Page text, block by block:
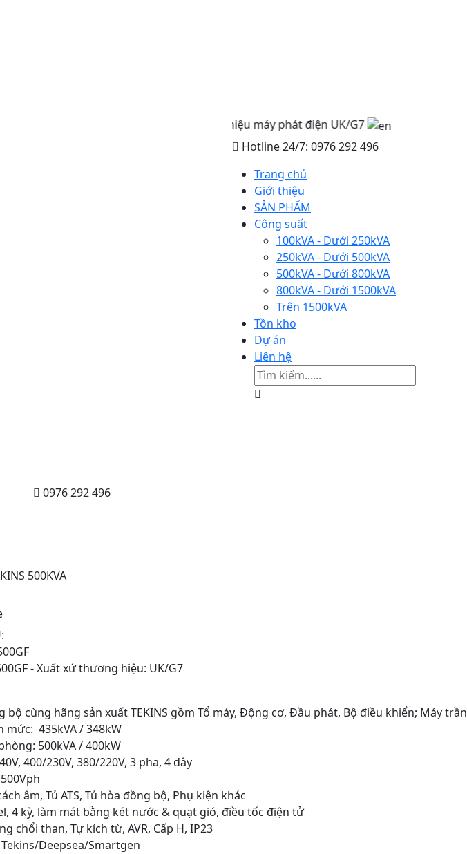
Thương hiệu máy phát điện UK/G7
Hotline 24/7: 0976 292 496
Trang chủ
Giới thiệu
SẢN PHẨM
Công suất
100kVA - Dưới 250kVA
250kVA - Dưới 500kVA
500kVA - Dưới 800kVA
800kVA - Dưới 1500kVA
Trên 1500kVA
Tồn kho
Dự án
Liên hệ
0976 292 496
500KVA
- Xuất xứ thương hiệu: UK/G7
bộ cùng hãng sản xuất TEKINS gồm Tổ máy, Động cơ, Đầu phát, Bộ điều khiển; Máy trần
mức: 435kVA / 348kW
500kVA / 400kW
400/230V, 380/220V, 3 pha, 4 dây
âm, Tủ ATS, Tủ hòa đồng bộ, Phụ kiện khác
4 kỳ, làm mát bằng két nước & quạt gió, điều tốc điện tử
chổi than, Tự kích từ, AVR, Cấp H, IP23
Deepsea/Smartgen